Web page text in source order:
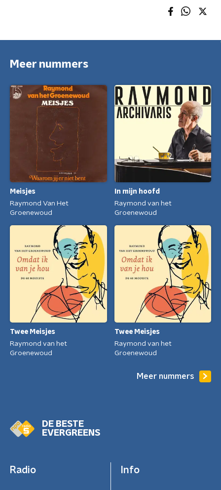
Meer nummers
Meisjes
Raymond Van Het
Groenewoud
In mijn hoofd
Raymond van het
Groenewoud
Twee Meisjes
Raymond van het
Groenewoud
Twee Meisjes
Raymond van het
Groenewoud
Meer nummers
DE BESTE
EVERGREENS
Radio Info